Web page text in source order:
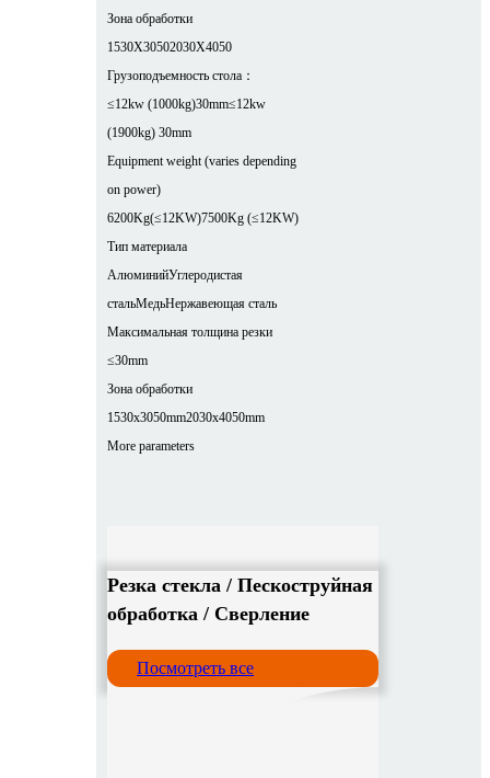
Зона обработки
1530X30502030X4050
Грузоподъемность стола：
≤12kw (1000kg)30mm≤12kw
(1900kg) 30mm
Equipment weight (varies depending
on power)
6200Kg(≤12KW)7500Kg (≤12KW)
Тип материала
АлюминийУглеродистая
стальМедьНержавеющая сталь
Максимальная толщина резки
≤30mm
Зона обработки
1530x3050mm2030x4050mm
More parameters
Резка стекла / Пескоструйная
обработка / Сверление
Посмотреть все